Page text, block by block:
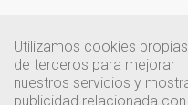
Utilizamos cookies
de terceros para mejorar
nuestros servicios y
publicidad relacionada con